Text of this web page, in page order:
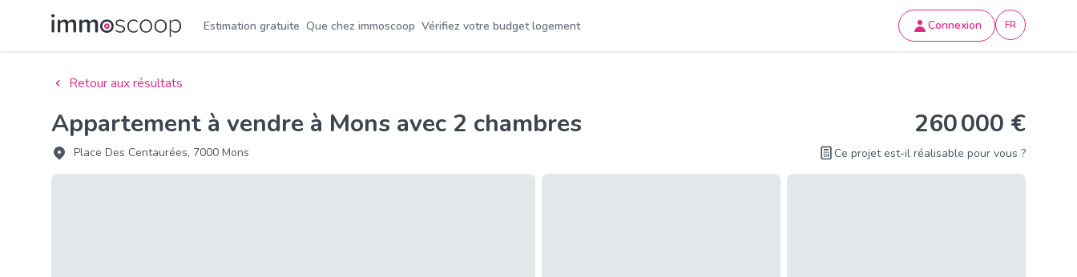
Estimation gratuite Que chez immoscoop Vérifiez votre budget logement Connexion FR
Retour aux résultats
Appartement à vendre à Mons avec 2 chambres
Place Des Centaurées, 7000 Mons
260 000 €
Ce projet est-il réalisable pour vous ?